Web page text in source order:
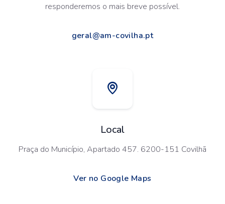
responderemos o mais breve possível.
geral@am-covilha.pt
Local
Praça do Município, Apartado 457. 6200-151 Covilhã
Ver no Google Maps